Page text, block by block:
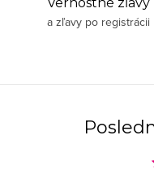
Vernostné zľavy
a zľavy po registrácii